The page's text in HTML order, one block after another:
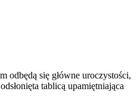
odbędą się główne uroczystości,
tablicą upamiętniająca